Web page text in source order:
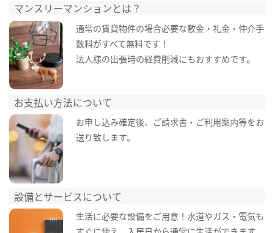
マンスリーマンションとは？
通常の賃貸物件の場合必要な敷金・礼金・仲介手
数料がすべて無料です！
法人様の出張時の経費削減にもおすすめです。
お支払い方法について
お申し込み確定後、ご請求書・ご利用案内等をお
送り致します。
設備とサービスについて
生活に必要な設備をご用意！水道やガス・電気も